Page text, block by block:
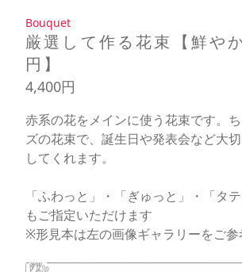
Bouquet
厳選して作る花束【鮮や
円】
4,400円
赤系の花をメインに使う花束です。
ズの花束で、誕生日や発表会など大
してくれます。
「ふわっと」・「ぎゅっと」・「タ
もご指定いただけます
※形見本は左の画像ギャラリーをご参